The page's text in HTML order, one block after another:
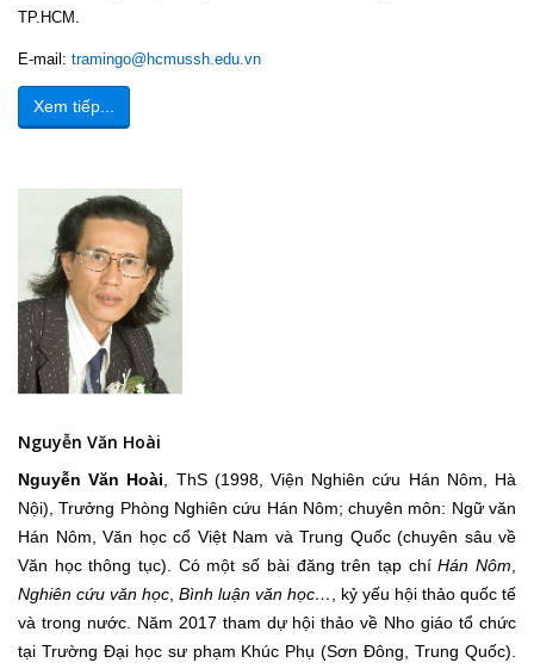
TP.HCM.
E-mail: tramingo@hcmussh.edu.vn
Xem tiếp...
Nguyễn Văn Hoài
Nguyễn Văn Hoài , ThS (1998, Viện Nghiên cứu Hán Nôm, Hà
Nội), Trưởng Phòng Nghiên cứu Hán Nôm; chuyên môn: Ngữ văn
Hán Nôm, Văn học cổ Việt Nam và Trung Quốc (chuyên sâu về
Văn học thông tục). Có một số bài đăng trên tạp chíHán Nôm
Nghiên cứu văn học Bình luận văn học…
, kỷ yếu hội thảo quốc tế
và trong nước. Năm 2017 tham dự hội thảo về Nho giáo tổ chức
tại Trường Đại học sư phạm Khúc Phụ (Sơn Đông, Trung Quốc).